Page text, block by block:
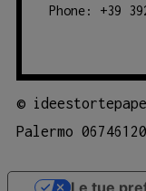
Phone: +39
©
Palermo
Le tue